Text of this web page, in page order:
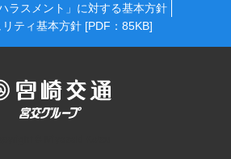
ラスメント」に対する基本方針
ティ基本方針 [PDF：85KB]